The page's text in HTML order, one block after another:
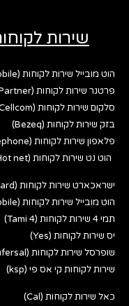
שירות
הוט מובייל שירות לקוחות (Hot Mobile)
פרטנר שירות לקוחות (Partner)
סלקום שירות לקוחות (Cellcom)
בזק שירות לקוחות (Bezeq)
פלאפון שירות לקוחות (Pelephone)
הוט נט שירות לקוחות (Hot net)
ישראכארט שירות לקוחות (Isracard)
הוט מובייל שירות לקוחות (Hot mobile)
תמי 4 שירות לקוחות (Tami 4)
יס שירות לקוחות (Yes)
שופרסל שירות לקוחות (Shufersal)
שירות לקוחות קי אס פי (ksp)
כאל שירות לקוחות (Cal)